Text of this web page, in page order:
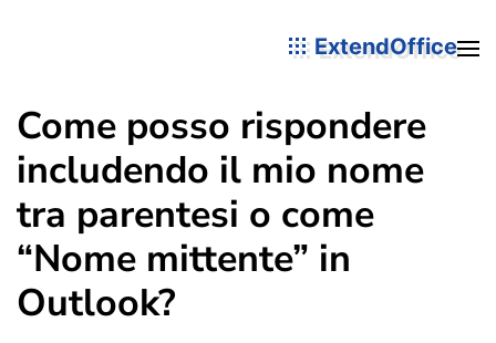
ExtendOffice
Come posso rispondere
includendo il mio nome
tra parentesi o come
“Nome mittente” in
Outlook?